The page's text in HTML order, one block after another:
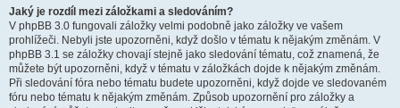
Jaký je rozdíl mezi záložkami a sledováním?
V phpBB 3.0 fungovali záložky velmi podobně jako záložky ve vašem
prohlížeči. Nebyli jste upozorněni, když došlo v tématu k nějakým změnám. V
phpBB 3.1 se záložky chovají stejně jako sledování tématu, což znamená, že
můžete být upozorněni, když v tématu v záložkách dojde k nějakým změnám.
Při sledování fóra nebo tématu budete upozorněni, když dojde ve sledovaném
fóru nebo tématu k nějakým změnám. Způsob upozornění pro záložky a